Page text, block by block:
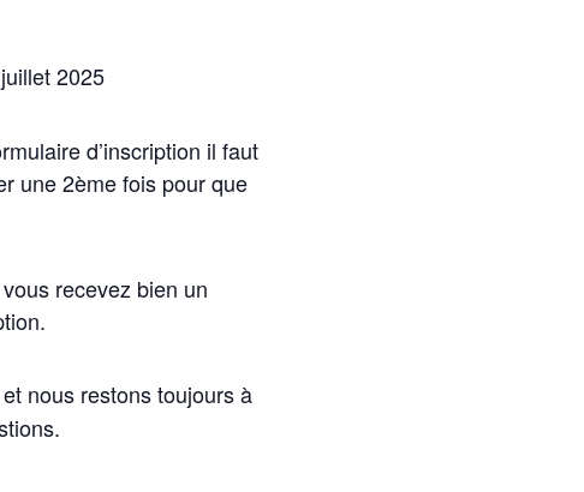
2025
d’inscription il faut
une 2ème fois pour que
recevez bien un
et nous restons toujours à